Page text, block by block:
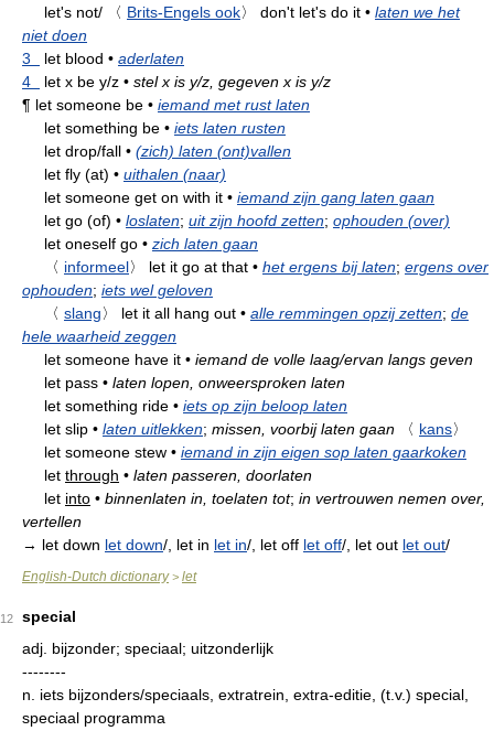
let's not/
〈 Brits-Engels ook〉 don't let's do it • laten we het
niet doen
3
let blood • aderlaten
4
let x be y/z • stel x is y/z, gegeven x is y/z
¶ let someone be • iemand met rust laten
let something be • iets laten rusten
let drop/fall • (zich) laten (ont)vallen
let fly (at) • uithalen (naar)
let someone get on with it • iemand zijn gang laten gaan
let go (of) • loslaten; uit zijn hoofd zetten; ophouden (over)
let oneself go • zich laten gaan
〈 informeel〉 let it go at that • het ergens bij laten; ergens over
ophouden; iets wel geloven
〈 slang〉 let it all hang out • alle remmingen opzij zetten; de
hele waarheid zeggen
let someone have it • iemand de volle laag/ervan langs geven
let pass • laten lopen, onweersproken laten
let something ride • iets op zijn beloop laten
let slip • laten uitlekken; missen, voorbij laten gaan 〈 kans〉
let someone stew • iemand in zijn eigen sop laten gaarkoken
let through • laten passeren, doorlaten
let into • binnenlaten in, toelaten tot; in vertrouwen nemen over,
vertellen
→ let down let down/, let in let in/, let off let off/, let out let out/
English-Dutch dictionary> let
12
special
adj. bijzonder; speciaal; uitzonderlijk
--------
n. iets bijzonders/speciaals, extratrein, extra-editie, (t.v.) special,
speciaal programma